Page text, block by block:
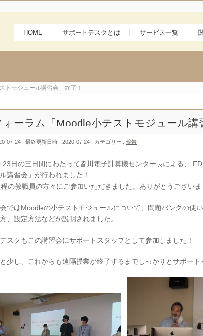
HOME サポートデスクとは サービス一覧
トモジュール講習会」終了！
ォーラム「Moodle小テストモジュール講
07-24 最終更新日時 : 2020-07-24 カテゴリー : 報告
日の三日間にわたって皆川電子計算機センター長による、
講習会」が行われました！
の教職員の方々にご参加いただきました。ありがとうございま
ではMoodleの小テストモジュールについて、問題バンクの使
、設定方法などが説明されました。
スクもこの講習会にサポートスタッフとして参加しました！
少し、これからも遠隔授業が終了するまでしっかりとサポート